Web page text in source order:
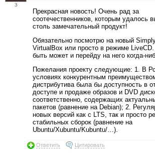
3
Прекрасная новость! Очень рад за
соотечественников, которым удалось
столь замечательный продукт!
Обязательно посмотрю на новый
VirtualBox или просто в режиме LiveCD.
быть может и перейду на него когда-
Пожелания проекту следующие: 1. В
условиях конкурентным
дистрибутива была бы доступность в
доступе и продаже образов и DVD
соответственно, содержащих
пакетов (равнение на Debian); 2.
новых версий как с LTS, так и просто
стабильных сборок (равнение на
Ubuntu/Xubuntu/Kubuntu/…).
Ответить Цитировать